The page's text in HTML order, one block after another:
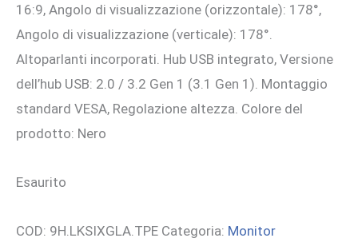
16:9, Angolo di visualizzazione (orizzontale): 178°,
Angolo di visualizzazione (verticale): 178°.
Altoparlanti incorporati. Hub USB integrato, Versione
dell’hub USB: 2.0 / 3.2 Gen 1 (3.1 Gen 1). Montaggio
standard VESA, Regolazione altezza. Colore del
prodotto: Nero
Esaurito
COD: 9H.LKSIXGLA.TPE Categoria: Monitor